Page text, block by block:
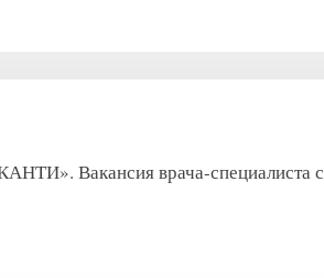
Вакансия врача-специалиста с